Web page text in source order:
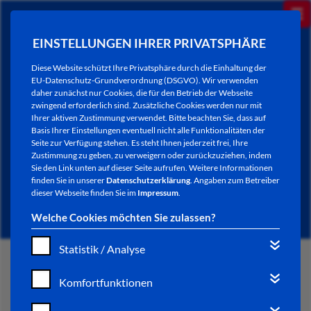
EINSTELLUNGEN IHRER PRIVATSPHÄRE
Diese Website schützt Ihre Privatsphäre durch die Einhaltung der
EU-Datenschutz-Grundverordnung (DSGVO). Wir verwenden
daher zunächst nur Cookies, die für den Betrieb der Webseite
zwingend erforderlich sind. Zusätzliche Cookies werden nur mit
Ihrer aktiven Zustimmung verwendet. Bitte beachten Sie, dass auf
Basis Ihrer Einstellungen eventuell nicht alle Funktionalitäten der
Seite zur Verfügung stehen. Es steht Ihnen jederzeit frei, Ihre
Zustimmung zu geben, zu verweigern oder zurückzuziehen, indem
Sie den Link unten auf dieser Seite aufrufen. Weitere Informationen
finden Sie in unsererDatenschutzerklärung. Angaben zum Betreiber
dieser Webseite finden Sie im Impressum.
Welche Cookies möchten Sie zulassen?
Statistik / Analyse
Komfortfunktionen
NEWSLETTER / CITY LETTER
START